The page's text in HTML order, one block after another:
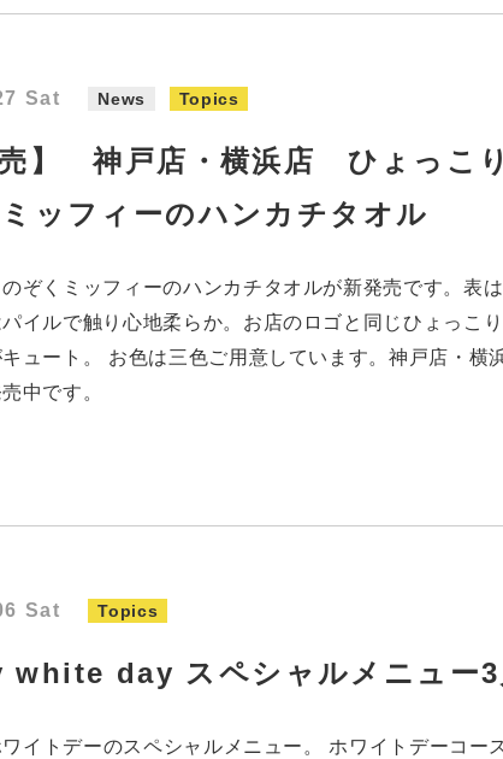
Sat News Topics
売】 神戸店・横浜店 ひょっこり
ッフィーのハンカチタオル
ぞくミッフィーのハンカチタオルが新発売です。表
イルで触り心地柔らか。お店のロゴと同じひょっこり
ュート。 お色は三色ご用意しています。神戸店・横
中です。
Sat Topics
white day スペシャルメニュー3
イトデーのスペシャルメニュー。 ホワイトデーコ